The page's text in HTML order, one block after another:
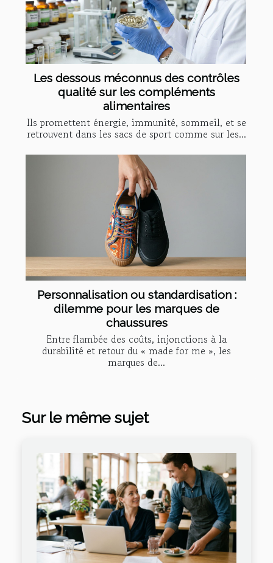
Les dessous méconnus des contrôles
qualité sur les compléments
alimentaires
Ils promettent énergie, immunité, sommeil, et se
retrouvent dans les sacs de sport comme sur les...
Personnalisation ou standardisation :
dilemme pour les marques de
chaussures
Entre flambée des coûts, injonctions à la
durabilité et retour du « made for me », les
marques de...
Sur le même sujet